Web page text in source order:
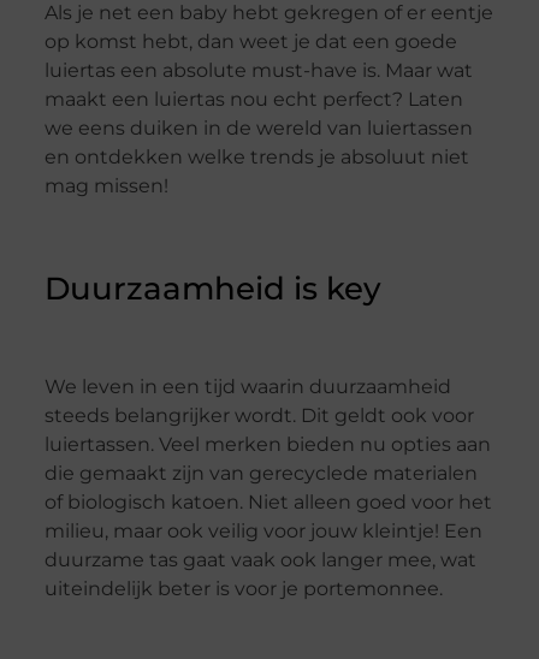
Als je net een baby hebt gekregen of er eentje
op komst hebt, dan weet je dat een goede
luiertas een absolute must-have is. Maar wat
maakt een luiertas nou echt perfect? Laten
we eens duiken in de wereld van luiertassen
en ontdekken welke trends je absoluut niet
mag missen!
Duurzaamheid is key
We leven in een tijd waarin duurzaamheid
steeds belangrijker wordt. Dit geldt ook voor
luiertassen. Veel merken bieden nu opties aan
die gemaakt zijn van gerecyclede materialen
of biologisch katoen. Niet alleen goed voor het
milieu, maar ook veilig voor jouw kleintje! Een
duurzame tas gaat vaak ook langer mee, wat
uiteindelijk beter is voor je portemonnee.